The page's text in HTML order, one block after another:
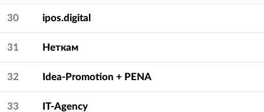
30 ipos.digital
31 Неткам
32 Idea-Promotion + PENA
33 IT-Agency